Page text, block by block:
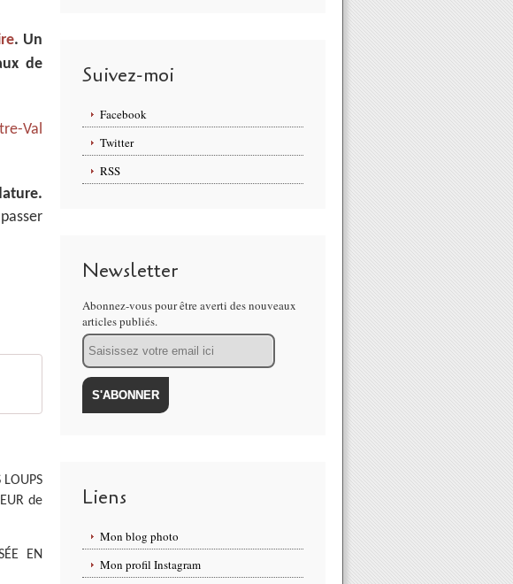
. Un
de
Val
de
EN
Suivez-moi
Facebook
Twitter
RSS
Newsletter
Abonnez-vous pour être averti des nouveaux
articles publiés.
Email
Liens
Mon blog photo
Mon profil Instagram